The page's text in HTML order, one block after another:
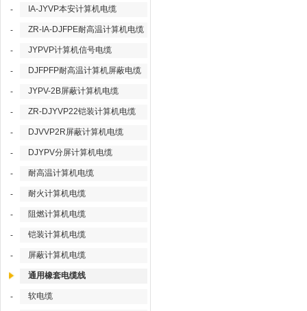
- IA-JYVP本安计算机电缆
- ZR-IA-DJFPE耐高温计算机电缆
- JYPVP计算机信号电缆
- DJFPFP耐高温计算机屏蔽电缆
- JYPV-2B屏蔽计算机电缆
- ZR-DJYVP22铠装计算机电缆
- DJVVP2R屏蔽计算机电缆
- DJYPV分屏计算机电缆
- 耐高温计算机电缆
- 耐火计算机电缆
- 阻燃计算机电缆
- 铠装计算机电缆
- 屏蔽计算机电缆
通用橡套电缆线
- 软电缆